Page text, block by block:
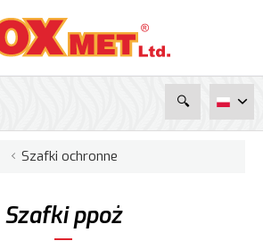
Szafki ochronne
Szafki ppoż